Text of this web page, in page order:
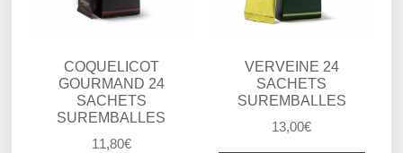
COQUELICOT
GOURMAND 24
SACHETS
SUREMBALLES
11,80€
VERVEINE 24
SACHETS
SUREMBALLES
13,00€